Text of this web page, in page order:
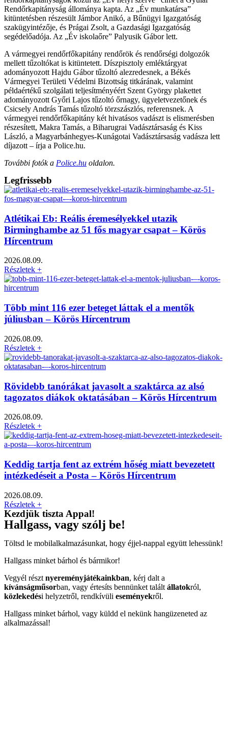
Rendőrkapitányság állománya kapta. Az „Év munkatársa”
kitüntetésben részesült Jámbor Anikó, a Bűnügyi Igazgatóság
szakügyintézője, és Prágai Zsolt, a Gazdasági Igazgatóság
segédelőadója. Az „Év iskolaőre” Palyusik Gábor lett.
A vármegyei rendőrfőkapitány rendőrök és rendőrségi dolgozók
mellett tűzoltókat is kitüntetett. Díszpisztoly emléktárgyat
adományozott Hajdu Gábor tűzoltó alezredesnek, a Békés
Vármegyei Területi Védelmi Bizottság titkárának, valamint
példaértékű szolgálati teljesítményéért Szent György plakettet
adományozott Győri Lajos tűzoltó őrnagy, ügyeletvezetőnek és
Csicsely András Tamás tűzoltó törzszászlós, referensnek. A
vármegyei rendőrfőkapitány két hivatásos vadászt is elismerésben
részesített, Makra Tamás, a Biharugrai Vadásztársaság és Kiss
László, a Magyarbánhegyes-Kunágotai Vadásztársaság vadásza lett
díjazott – írja a Police.hu.
További fotók a Police.hu oldalon.
Legfrissebb
Atlétikai Eb: Reális éremesélyekkel utazik
Birminghambe az 51 fős magyar csapat – Körös
Hírcentrum
2026.08.09.
Részletek +
Több mint 116 ezer beteget láttak el a mentők
júliusban – Körös Hírcentrum
2026.08.09.
Részletek +
Rövidebb tanórákat javasolt a szaktárca az alsó
tagozatos diákok oktatásában – Körös Hírcentrum
2026.08.09.
Részletek +
Keddig tartja fent az extrém hőség miatt bevezetett
intézkedéseit a Posta – Körös Hírcentrum
2026.08.09.
Részletek +
Kezdjük tiszta Appal!
Hallgass, vagy szólj be!
Töltsd le mobilalkalmazásunkat, hogy éjjel-nappal együtt lehessünk!
Hallgass minket bárhol és bármikor!
Vegyél részt nyereményjátékainkban, kérj dalt a
kívánságműsorban, vagy értesíts bennünket talált állatokról,
közlekedési helyzetről, rendkívüli eseményekről.
Hallgass minket bárhol, vagy küldd el nekünk hangüzeneted az
alkalmazással!